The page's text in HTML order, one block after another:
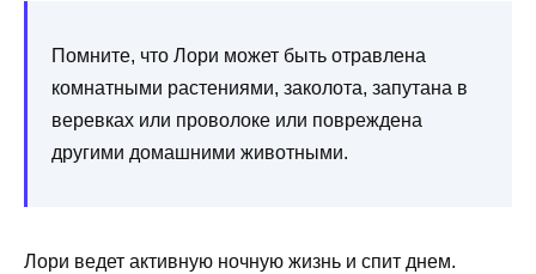
Помните, что Лори может быть отравлена
комнатными растениями, заколота, запутана в
веревках или проволоке или повреждена
другими домашними животными.
Лори ведет активную ночную жизнь и спит днем.